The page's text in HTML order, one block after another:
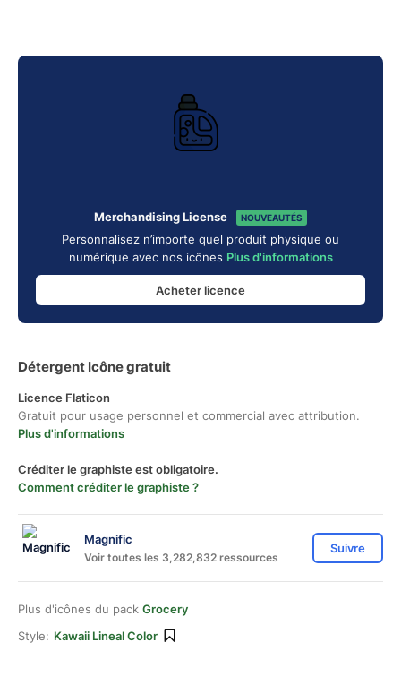
Merchandising License NOUVEAUTÉS
Personnalisez n’importe quel produit physique ou
numérique avec nos icônes Plus d'informations
Acheter licence
Détergent Icône gratuit
Licence Flaticon
Gratuit pour usage personnel et commercial avec attribution.
Plus d'informations
Créditer le graphiste est obligatoire.
Comment créditer le graphiste ?
Magnific
Voir toutes les 3,282,832 ressources
Suivre
Plus d'icônes du pack Grocery
Style: Kawaii Lineal Color